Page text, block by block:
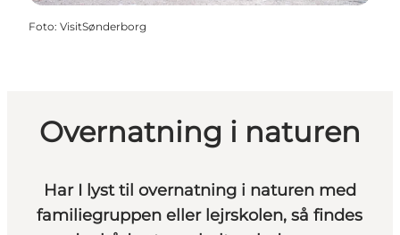
Foto: VisitSønderborg
Overnatning i naturen
Har I lyst til overnatning i naturen med
familiegruppen eller lejrskolen, så findes